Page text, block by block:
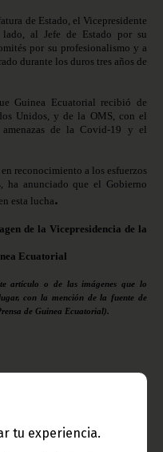
tu experiencia.
de Estado, el Vicepresidente
al Jefe de Estado por su
por su profesionalismo y a
durante los duros tres años de
Guinea Ecuatorial recibió de
Unidos, y de la OMS, con el
de la Covid-19 y el
reconocimiento a los esfuerzos
ha anunciado que el Gobierno
esta lucha.
de la Vicepresidencia de la
Ecuatorial
artículo o de las imágenes que lo
con la mención de la fuente de
de Guinea Ecuatorial).